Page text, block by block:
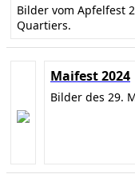
Bilder vom Apfelfest
Quartiers.
Maifest 2024
Bilder des 29.